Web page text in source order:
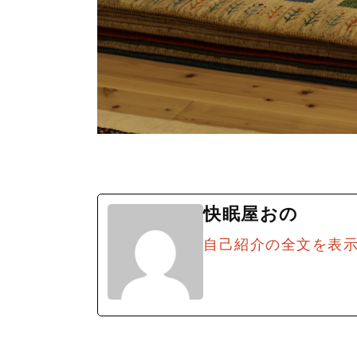
快眠屋おの
自己紹介の全文を表